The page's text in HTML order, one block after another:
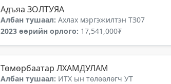
Адъяа ЗОЛТУЯА
Албан тушаал: Ахлах мэргэжилтэн ТЗ07
2023 өөрийн орлого: 17,541,000₮
Төмөрбаатар ЛХАМДУЛАМ
Албан тушаал: ИТХ ын төлөөлөгч УТ